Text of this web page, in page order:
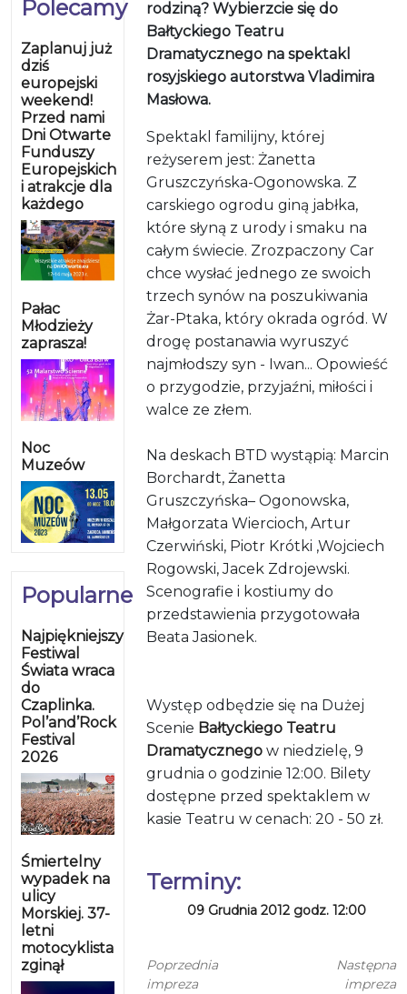
Polecamy
Zaplanuj już
dziś
europejski
weekend!
Przed nami
Dni Otwarte
Funduszy
Europejskich
i atrakcje dla
każdego
Pałac
Młodzieży
zaprasza!
Noc
Muzeów
Popularne
Najpiękniejszy
Festiwal
Świata wraca
do
Czaplinka.
Pol’and’Rock
Festival
2026
Śmiertelny
wypadek na
ulicy
Morskiej. 37-
letni
motocyklista
zginął
rodziną? Wybierzcie się do
Bałtyckiego Teatru
Dramatycznego na spektakl
rosyjskiego autorstwa Vladimira
Masłowa.
Spektakl familijny, której
reżyserem jest: Żanetta
Gruszczyńska-Ogonowska. Z
carskiego ogrodu giną jabłka,
które słyną z urody i smaku na
całym świecie. Zrozpaczony Car
chce wysłać jednego ze swoich
trzech synów na poszukiwania
Żar-Ptaka, który okrada ogród. W
drogę postanawia wyruszyć
najmłodszy syn - Iwan... Opowieść
o przygodzie, przyjaźni, miłości i
walce ze złem.
Na deskach BTD wystąpią: Marcin
Borchardt, Żanetta
Gruszczyńska– Ogonowska,
Małgorzata Wiercioch, Artur
Czerwiński, Piotr Krótki ,Wojciech
Rogowski, Jacek Zdrojewski.
Scenografie i kostiumy do
przedstawienia przygotowała
Beata Jasionek.
Występ odbędzie się na Dużej
Scenie Bałtyckiego Teatru
Dramatycznego w niedzielę, 9
grudnia o godzinie 12:00. Bilety
dostępne przed spektaklem w
kasie Teatru w cenach: 20 - 50 zł.
Terminy:
09 Grudnia 2012 godz. 12:00
Poprzednia
impreza
Następna
impreza